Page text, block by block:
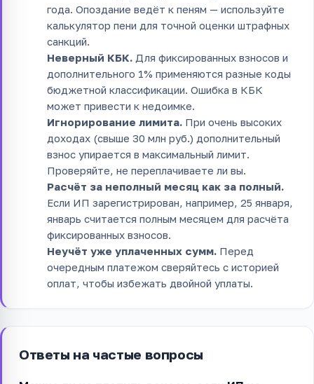
года. Опоздание ведёт к пеням — используйте
калькулятор пени для точной оценки штрафных
санкций.
Неверный КБК. Для фиксированных взносов и
дополнительного 1% применяются разные коды
бюджетной классификации. Ошибка в КБК
может привести к недоимке.
Игнорирование лимита. При очень высоких
доходах (свыше 30 млн руб.) дополнительный
взнос упирается в максимальный лимит.
Проверяйте, не переплачиваете ли вы.
Расчёт за неполный месяц как за полный.
Если ИП зарегистрирован, например, 25 января,
январь считается полным месяцем для расчёта
фиксированных взносов.
Неучёт уже уплаченных сумм. Перед
очередным платежом сверяйтесь с историей
оплат, чтобы избежать двойной уплаты.
Ответы на частые вопросы